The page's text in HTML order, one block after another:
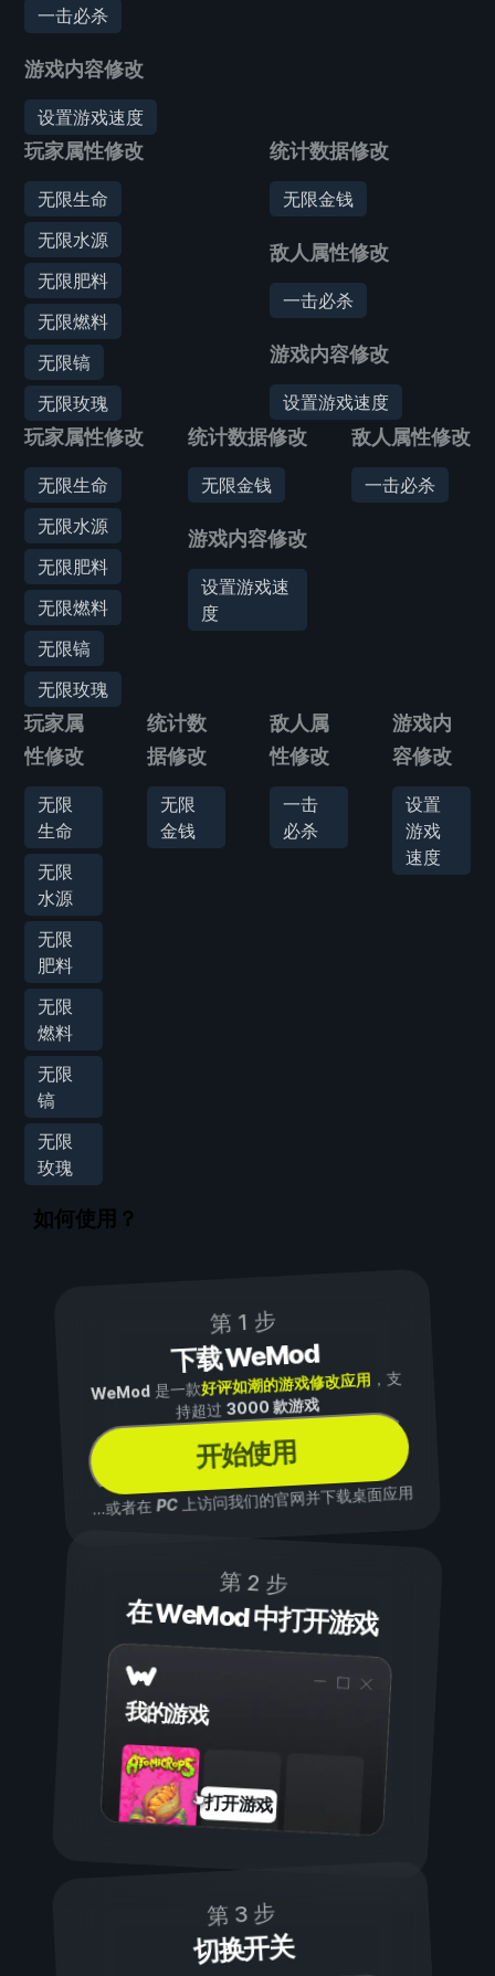
一击必杀
游戏内容修改
设置游戏速度
玩家属性修改
无限生命
无限水源
无限肥料
无限燃料
无限镐
无限玫瑰
统计数据修改
无限金钱
敌人属性修改
一击必杀
游戏内容修改
设置游戏速度
玩家属性修改
无限生命
无限水源
无限肥料
无限燃料
无限镐
无限玫瑰
统计数据修改
无限金钱
游戏内容修改
设置游戏速
度
敌人属性修改
一击必杀
玩家属
性修改
无限
生命
无限
水源
无限
肥料
无限
燃料
无限
镐
无限
玫瑰
统计数
据修改
无限
金钱
敌人属
性修改
一击
必杀
游戏内
容修改
设置
游戏
速度
如何使用？
第 1 步
下载 WeMod
WeMod是一款好评如潮的游戏修改应用 ，支
持超过3000 款游戏
开始使用
...或者在PC上访问我们的官网并下载桌面应用
第 2 步
在 WeMod 中打开游戏
我的游戏
打开游戏
第 3 步
切换开关